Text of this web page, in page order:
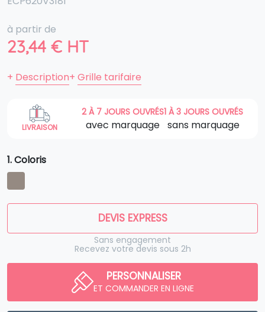
à partir de
23,44 € HT
+ Description+ Grille tarifaire
LIVRAISON
2 À 7 JOURS OUVRÉS
avec marquage
1 À 3 JOURS OUVRÉS
sans marquage
1. Coloris
DEVIS EXPRESS
Sans engagement
Recevez votre devis sous 2h
PERSONNALISER
ET COMMANDER EN LIGNE